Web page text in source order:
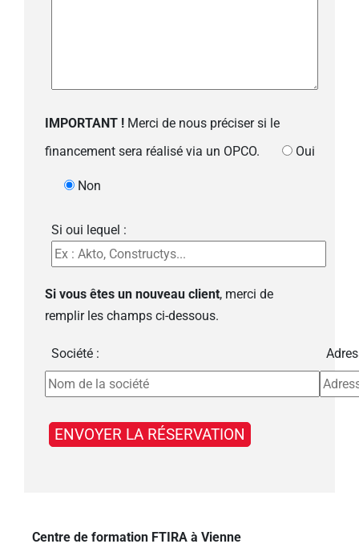
IMPORTANT ! Merci de nous préciser si le
financement sera réalisé via un OPCO.
Oui
Non
Si oui lequel :
Si vous êtes un nouveau client, merci de
remplir les champs ci-dessous.
Société :
Centre de formation FTIRA à Vienne